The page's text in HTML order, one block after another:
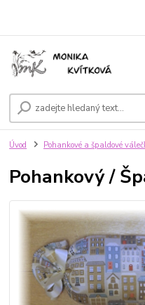
Úvod Pohankové a špaldové
Pohankový /